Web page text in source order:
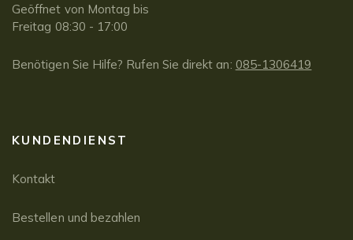
Geöffnet von Montag bis
Freitag 08:30 - 17:00
Benötigen Sie Hilfe? Rufen Sie direkt an: 085-1306419
KUNDENDIENST
Kontakt
Bestellen und bezahlen